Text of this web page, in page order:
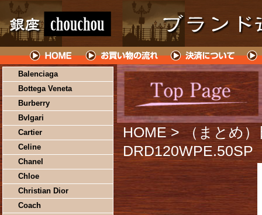
Balenciaga
Bottega Veneta
Burberry
Bvlgari
Cartier
Celine
Chanel
Chloe
Christian Dior
Coach
HOME > （まとめ
DRD120WPE.50SP